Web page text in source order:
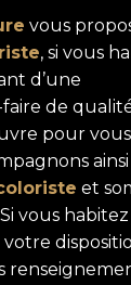
vous
, si vous
d’une
de
pour vous
et
vous habitez
votre